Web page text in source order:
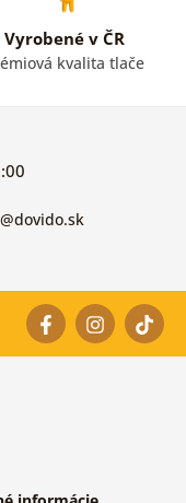
Vyrobené v ČR
kvalita tlače